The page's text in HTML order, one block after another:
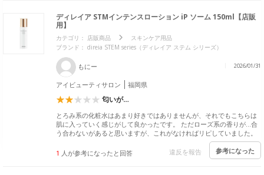
ディレイア STMインテンスローション iP ソーム 150ml【店販
用】
カテゴリ： 店販商品
スキンケア用品
ブランド： direia STEM series（ディレイア ステム シリーズ）
もにー 2026/01/31
アイビューティサロン 福岡県
匂いが…
とろみ系の化粧水はあまり好きではありませんが、それでもこちらは
肌に入っていく感じがして良かったです。 ただローズ系の香りが…合
う合わないがあると思いますが、これがなければリピしていました。
1 人が参考になったと回答 違反を報告 参考になった